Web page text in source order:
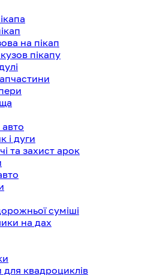
на пікап
пікапу
і дуги
та захист арок
суміші
на дах
для квадроциклів